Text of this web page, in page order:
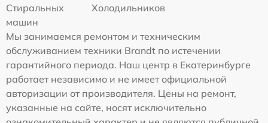
Стиральных
машин
Холодильников
Мы занимаемся ремонтом и техническим
обслуживанием техники Brandt по истечении
гарантийного периода. Наш центр в Екатеринбурге
работает независимо и не имеет официальной
авторизации от производителя. Цены на ремонт,
указанные на сайте, носят исключительно